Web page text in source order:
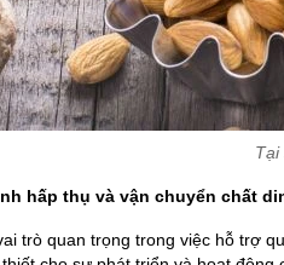
Tại
hấp thụ và vận chuyển chất
trò quan trọng trong việc hỗ trợ